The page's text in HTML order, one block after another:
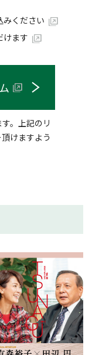
みください
けます
。上記のリ
けますよう